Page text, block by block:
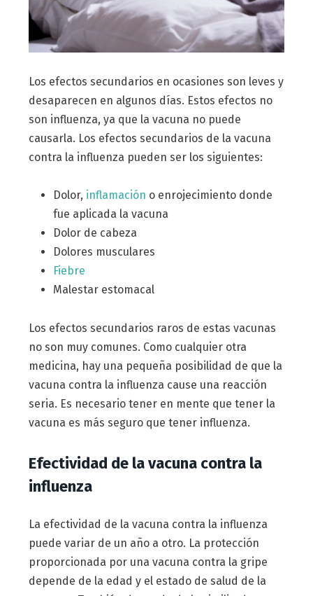
Los efectos secundarios en ocasiones son leves y
desaparecen en algunos días. Estos efectos no
son influenza, ya que la vacuna no puede
causarla. Los efectos secundarios de la vacuna
contra la influenza pueden ser los siguientes:
Dolor, inflamación o enrojecimiento donde
fue aplicada la vacuna
Dolor de cabeza
Dolores musculares
Fiebre
Malestar estomacal
Los efectos secundarios raros de estas vacunas
no son muy comunes. Como cualquier otra
medicina, hay una pequeña posibilidad de que la
vacuna contra la influenza cause una reacción
seria. Es necesario tener en mente que tener la
vacuna es más seguro que tener influenza.
Efectividad de la vacuna contra la
influenza
La efectividad de la vacuna contra la influenza
puede variar de un año a otro. La protección
proporcionada por una vacuna contra la gripe
depende de la edad y el estado de salud de la